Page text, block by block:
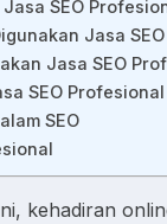
SEO
Jasa
Jasa SEO
SEO Profesional
SEO
kehadiran